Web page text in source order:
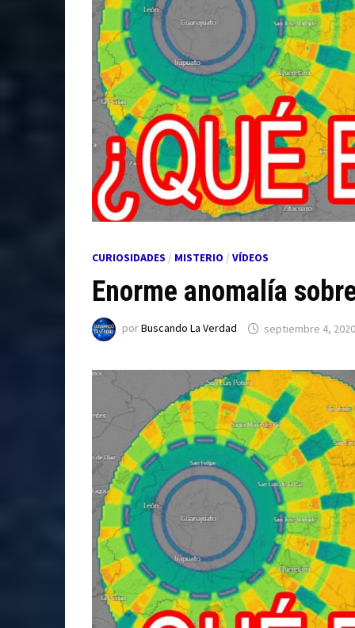
CURIOSIDADES / MISTERIO / VÍDEOS
Enorme anomalía
porBuscando La Verdad septiembre 4, 2020